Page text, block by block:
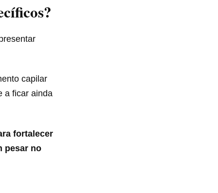
capilar
a ficar ainda
fortalecer
pesar no